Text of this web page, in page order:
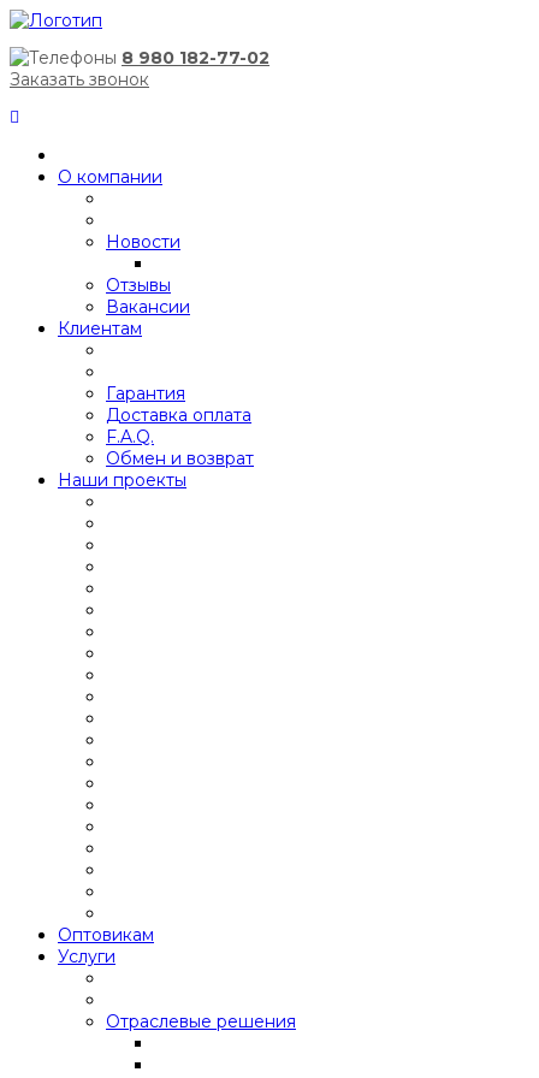
8 980 182-77-02
Заказать звонок
О компании
Новости
Отзывы
Вакансии
Клиентам
Гарантия
Доставка оплата
F.A.Q.
Обмен и возврат
Наши проекты
Оптовикам
Услуги
Отраслевые решения